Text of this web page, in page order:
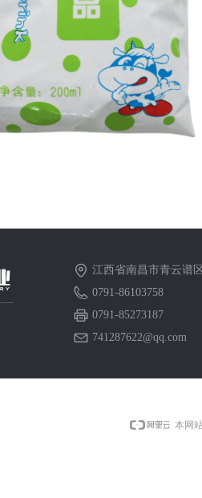
江西省南昌市青云谱
0791-86103758
0791-85273187
741287622@qq.com
本网